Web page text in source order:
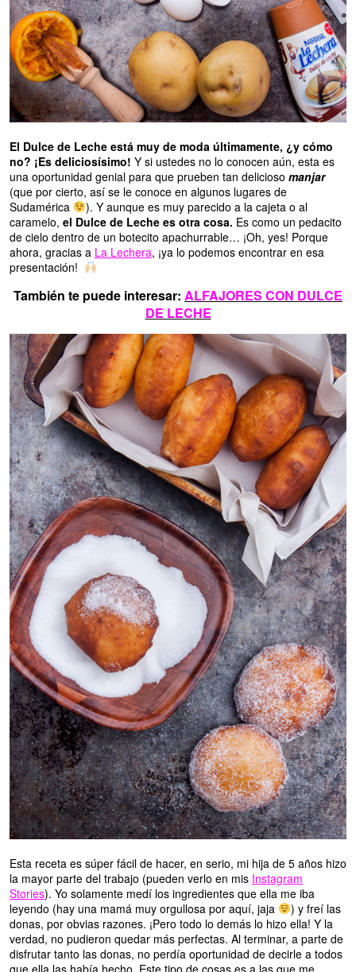
El Dulce de Leche está muy de moda últimamente, ¿y cómo
no? ¡Es deliciosísimo! Y si ustedes no lo conocen aún, esta es
una oportunidad genial para que prueben tan delicioso manjar
(que por cierto, así se le conoce en algunos lugares de
Sudamérica
). Y aunque es muy parecido a la cajeta o al
caramelo, el Dulce de Leche es otra cosa. Es como un pedacito
de cielo dentro de un botecito apachurrable… ¡Oh, yes! Porque
ahora, gracias a La Lechera, ¡ya lo podemos encontrar en esa
presentación!
También te puede interesar: ALFAJORES CON DULCE
DE LECHE
Esta receta es súper fácil de hacer, en serio, mi hija de 5 años hizo
la mayor parte del trabajo (pueden verlo en mis Instagram
Stories). Yo solamente medí los ingredientes que ella me iba
leyendo (hay una mamá muy orgullosa por aquí, jaja
) y freí las
donas, por obvias razones. ¡Pero todo lo demás lo hizo ella! Y la
verdad, no pudieron quedar más perfectas. Al terminar, a parte de
disfrutar tanto las donas, no perdía oportunidad de decirle a todos
que ella las había hecho. Este tipo de cosas es a las que me